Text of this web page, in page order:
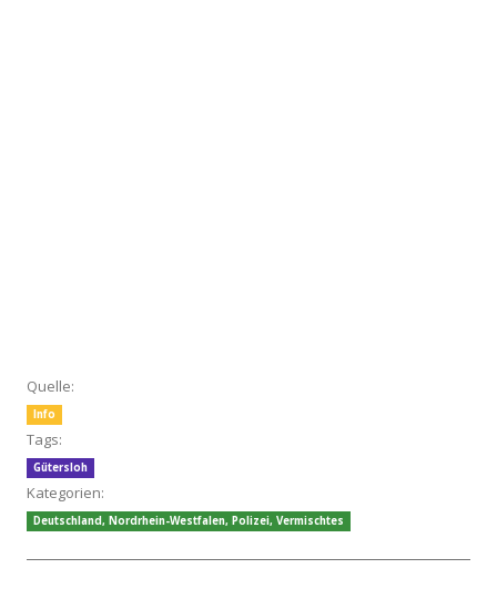
Quelle:
Info
Tags:
Gütersloh
Kategorien:
Deutschland, Nordrhein-Westfalen, Polizei, Vermischtes